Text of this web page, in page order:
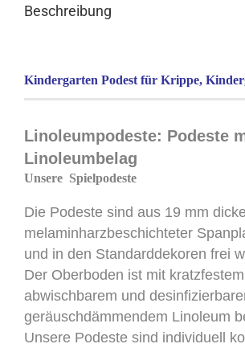
Beschreibung
Kindergarten Podest für Krippe,
Linoleumpodeste: Podeste
Linoleumbelag
Unsere Spielpodeste
Die Podeste sind aus 19 mm
melaminharzbeschichteter
und in den Standarddekoren frei
Der Oberboden ist mit
abwischbarem und
geräuschdämmendem Linoleum
Unsere Podeste sind individuell